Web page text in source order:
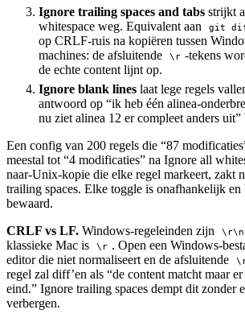
Ignore trailing spaces and tabs strijkt
whitespace weg. Equivalent aan
git
op CRLF-ruis na kopiëren tussen
machines: de afsluitende
\r -tekens
de echte content lijnt op.
Ignore blank lines laat lege regels
antwoord op “ik heb één alinea-
nu ziet alinea 12 er compleet anders
Een config van 200 regels die “87
meestal tot “4 modificaties” na Ignore all
naar-Unix-kopie die elke regel markeert, zakt
trailing spaces. Elke toggle is onafhankelijk en
bewaard.
CRLF vs LF. Windows-regeleinden zijn \r\n
klassieke Mac is
\r . Open een Windows-
editor die niet normaliseert en de afsluitende
regel zal diff’en als “de content matcht maar er
eind.” Ignore trailing spaces dempt dit zonder
verbergen.